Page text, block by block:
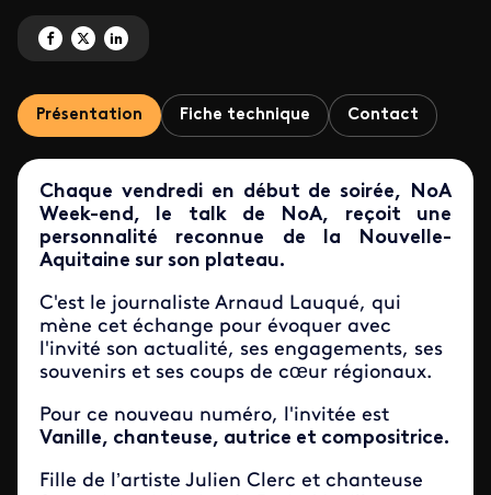
Partagez 'NoA Week-end' sur Facebook
Partagez 'NoA Week-end' sur X
Partagez 'NoA Week-end' sur LinkedIn
Présentation Fiche technique Contact
Chaque vendredi en début de soirée, NoA
Week-end, le talk de NoA, reçoit une
personnalité reconnue de la Nouvelle-
Aquitaine sur son plateau.
C'est le journaliste Arnaud Lauqué, qui
mène cet échange pour évoquer avec
l'invité son actualité, ses engagements, ses
souvenirs et ses coups de cœur régionaux.
Pour ce nouveau numéro, l'invitée est
Vanille, chanteuse, autrice et compositrice.
Fille de l’artiste Julien Clerc et chanteuse